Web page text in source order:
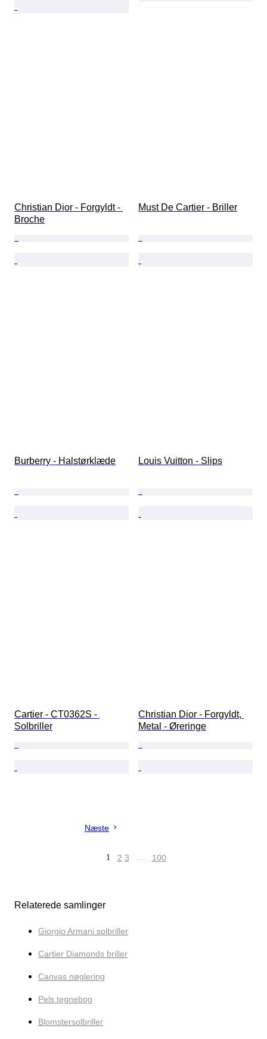
Christian Dior - Forgyldt -
Broche
Must De Cartier - Briller
Burberry - Halstørklæde Louis Vuitton - Slips
Cartier - CT0362S -
Solbriller
Christian Dior - Forgyldt,
Metal - Øreringe
Næste
1 2 3 … 100
Relaterede samlinger
Giorgio Armani solbriller
Cartier Diamonds briller
Canvas nøglering
Pels tegnebog
Blomstersolbriller